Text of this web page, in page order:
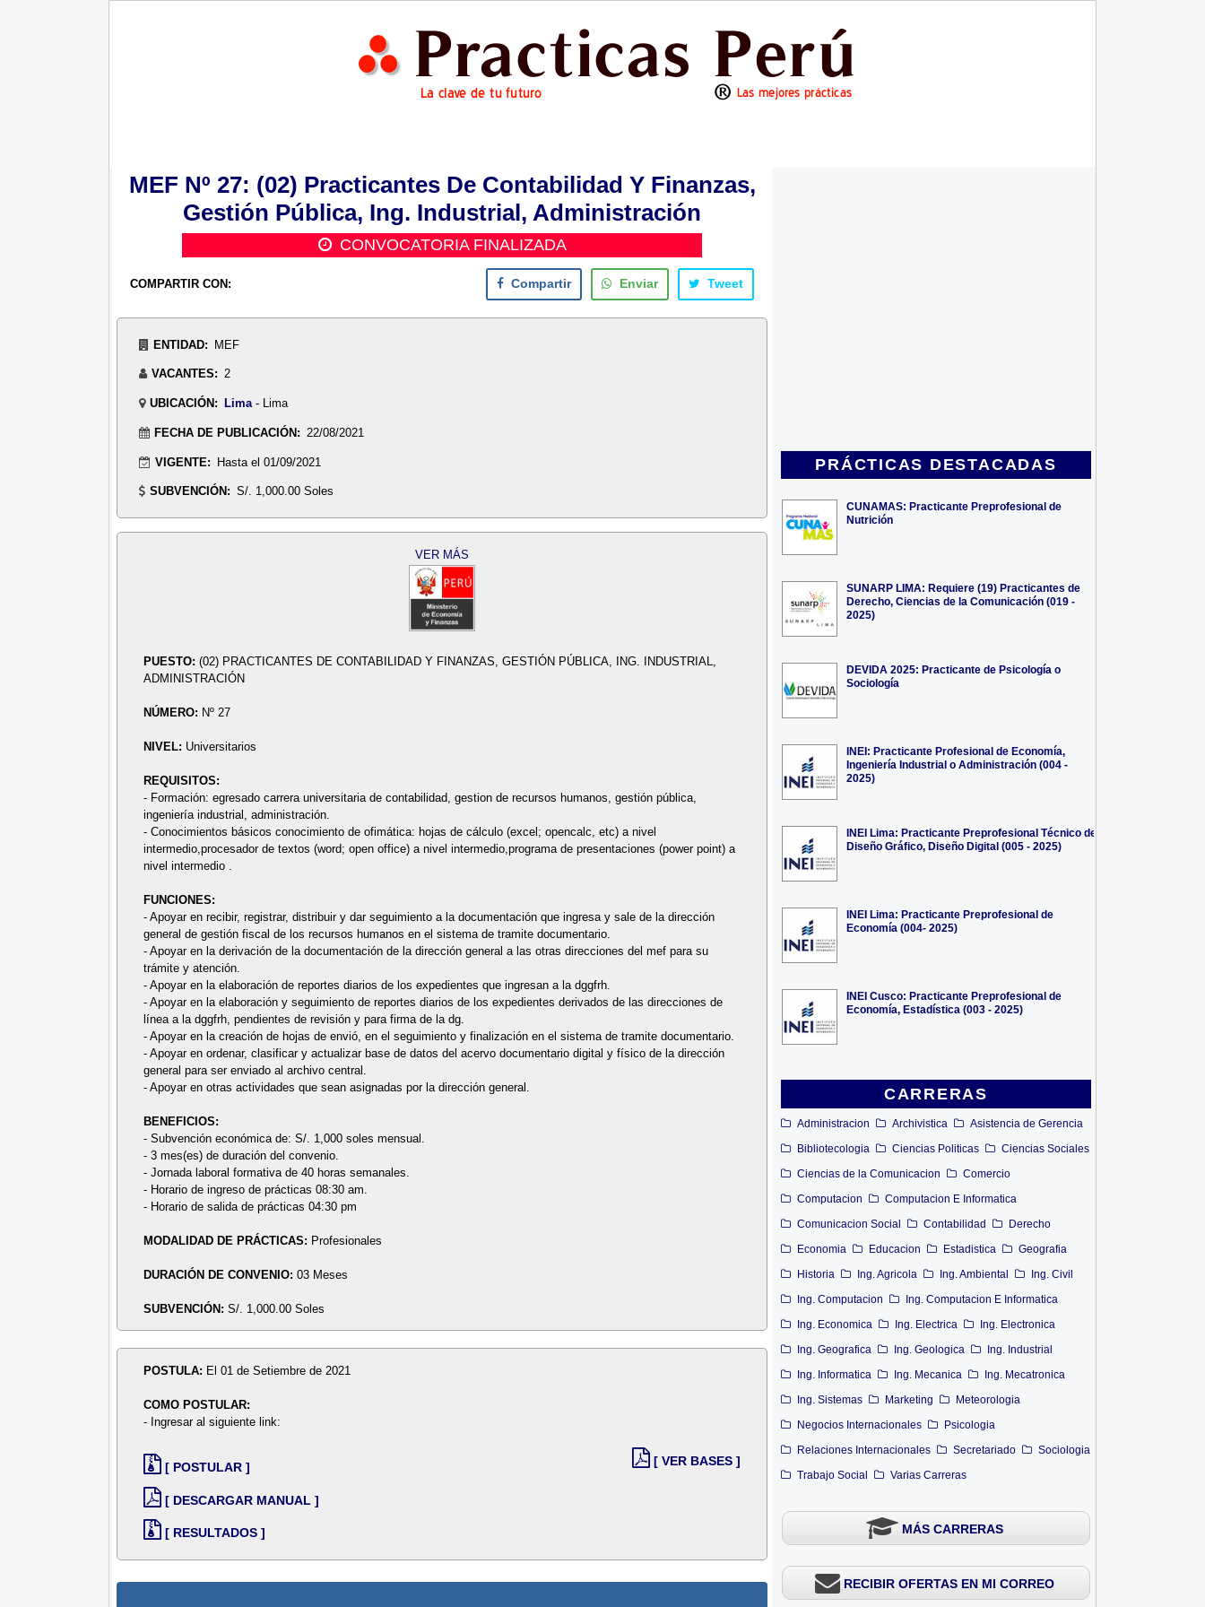
PRÁCTICAS DESTACADAS
CUNAMAS: Practicante Preprofesional de
Nutrición
SUNARP LIMA: Requiere (19) Practicantes de
Derecho, Ciencias de la Comunicación (019 -
2025)
DEVIDA 2025: Practicante de Psicología o
Sociología
INEI: Practicante Profesional de Economía,
Ingeniería Industrial o Administración (004 -
2025)
INEI Lima: Practicante Preprofesional Técnico de
Diseño Gráfico, Diseño Digital (005 - 2025)
INEI Lima: Practicante Preprofesional de
Economía (004- 2025)
INEI Cusco: Practicante Preprofesional de
Economía, Estadística (003 - 2025)
CARRERAS
Administracion Archivistica
Asistencia de Gerencia
Bibliotecologia
Ciencias Politicas
Ciencias Sociales
Ciencias de la Comunicacion
Comercio
Computacion
Computacion E Informatica
Comunicacion Social
Contabilidad
Derecho
Economia
Educacion Estadistica
Geografia
Historia
Ing. Agricola Ing. Ambiental
Ing. Civil
Ing. Computacion
Ing. Computacion E Informatica
Ing. Economica
Ing. Electrica
Ing. Electronica
Ing. Geografica
Ing. Geologica
Ing. Industrial
Ing. Informatica
Ing. Mecanica
Ing. Mecatronica
Ing. Sistemas
Marketing
Meteorologia
Negocios Internacionales
Psicologia
Relaciones Internacionales
Secretariado
Sociologia
Trabajo Social
Varias Carreras
MÁS CARRERAS
RECIBIR OFERTAS EN MI CORREO
MEF Nº 27: (02) Practicantes De Contabilidad Y Finanzas,
Gestión Pública, Ing. Industrial, Administración
CONVOCATORIA FINALIZADA
COMPARTIR CON: Compartir Enviar Tweet
ENTIDAD: MEF
VACANTES: 2
UBICACIÓN: Lima- Lima
FECHA DE PUBLICACIÓN: 22/08/2021
VIGENTE: Hasta el 01/09/2021
SUBVENCIÓN: S/. 1,000.00 Soles
VER MÁS
PUESTO:(02) PRACTICANTES DE CONTABILIDAD Y FINANZAS, GESTIÓN PÚBLICA, ING. INDUSTRIAL,
ADMINISTRACIÓN
NÚMERO: Nº 27
NIVEL: Universitarios
REQUISITOS:
- Formación: egresado carrera universitaria de contabilidad, gestion de recursos humanos, gestión pública,
ingeniería industrial, administración.
- Conocimientos básicos conocimiento de ofimática: hojas de cálculo (excel; opencalc, etc) a nivel
intermedio,procesador de textos (word; open office) a nivel intermedio,programa de presentaciones (power point) a
nivel intermedio .
FUNCIONES:
- Apoyar en recibir, registrar, distribuir y dar seguimiento a la documentación que ingresa y sale de la dirección
general de gestión fiscal de los recursos humanos en el sistema de tramite documentario.
- Apoyar en la derivación de la documentación de la dirección general a las otras direcciones del mef para su
trámite y atención.
- Apoyar en la elaboración de reportes diarios de los expedientes que ingresan a la dggfrh.
- Apoyar en la elaboración y seguimiento de reportes diarios de los expedientes derivados de las direcciones de
línea a la dggfrh, pendientes de revisión y para firma de la dg.
- Apoyar en la creación de hojas de envió, en el seguimiento y finalización en el sistema de tramite documentario.
- Apoyar en ordenar, clasificar y actualizar base de datos del acervo documentario digital y físico de la dirección
general para ser enviado al archivo central.
- Apoyar en otras actividades que sean asignadas por la dirección general.
BENEFICIOS:
- Subvención económica de: S/. 1,000 soles mensual.
- 3 mes(es) de duración del convenio.
- Jornada laboral formativa de 40 horas semanales.
- Horario de ingreso de prácticas 08:30 am.
- Horario de salida de prácticas 04:30 pm
MODALIDAD DE PRÁCTICAS: Profesionales
DURACIÓN DE CONVENIO:03 Meses
SUBVENCIÓN:S/. 1,000.00 Soles
POSTULA: El 01 de Setiembre de 2021
COMO POSTULAR:
- Ingresar al siguiente link:
[ POSTULAR ]
[ DESCARGAR MANUAL ]
[ RESULTADOS ]
[ VER BASES ]